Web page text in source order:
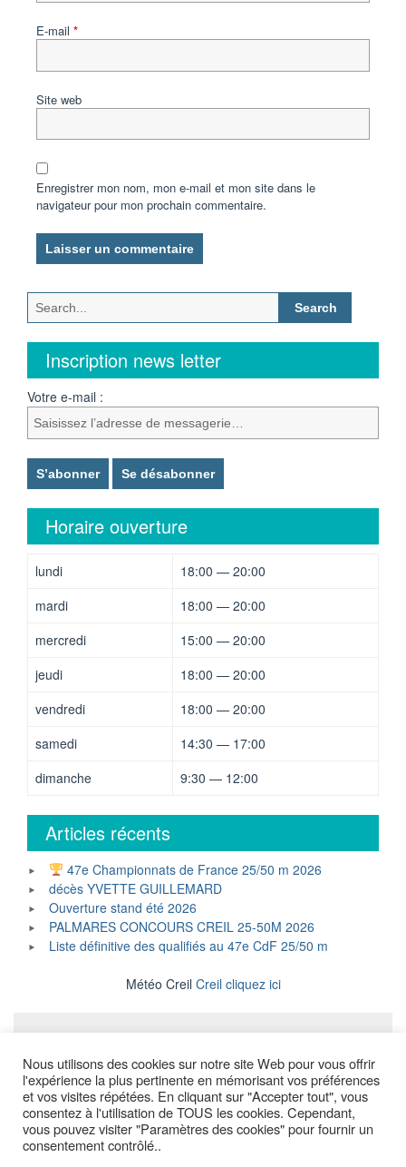
E-mail *
Site web
Enregistrer mon nom, mon e-mail et mon site dans le
navigateur pour mon prochain commentaire.
Search
for:
Inscription news letter
Votre e-mail :
Horaire ouverture
lundi
18:00 — 20:00
mardi
18:00 — 20:00
mercredi
15:00 — 20:00
jeudi
18:00 — 20:00
vendredi
18:00 — 20:00
samedi
14:30 — 17:00
dimanche
9:30 — 12:00
Articles récents
47e Championnats de France 25/50 m 2026
décès YVETTE GUILLEMARD
Ouverture stand été 2026
PALMARES CONCOURS CREIL 25-50M 2026
Liste définitive des qualifiés au 47e CdF 25/50 m
Météo Creil Creil cliquez ici
Copyright © All Rights Reserved.
Powered by WordPress
Nous utilisons des cookies sur notre site Web pour vous offrir
l'expérience la plus pertinente en mémorisant vos préférences
et vos visites répétées. En cliquant sur "Accepter tout", vous
consentez à l'utilisation de TOUS les cookies. Cependant,
vous pouvez visiter "Paramètres des cookies" pour fournir un
consentement contrôlé..